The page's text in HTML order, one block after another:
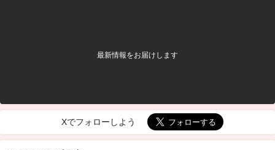
最新情報をお届けします
Xでフォローしよう